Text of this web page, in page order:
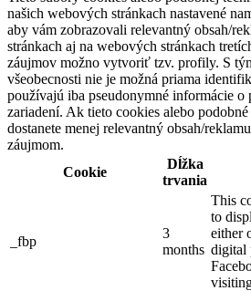
našich webových stránkach nastavené
aby vám zobrazovali relevantný obsah/
stránkach aj na webových stránkach
záujmov možno vytvoriť tzv. profily. S
všeobecnosti nie je možná priama
používajú iba pseudonymné informácie o
zariadení. Ak tieto cookies alebo
dostanete menej relevantný obsah/
záujmom.
Cookie
Dĺžka
trvania
_fbp
3
months
This
to
either
digital